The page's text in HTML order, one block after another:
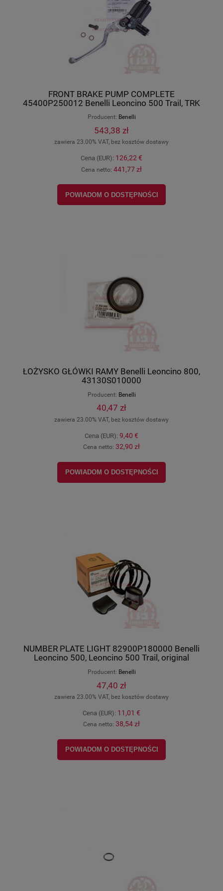
FRONT BRAKE PUMP COMPLETE
45400P250012 Benelli Leoncino 500 Trail, TRK
Producent: Benelli
543,38 zł
zawiera 23.00% VAT, bez kosztów dostawy
Cena (EUR): 126,22 €
Cena netto: 441,77 zł
POWIADOM O DOSTĘPNOŚCI
ŁOŻYSKO GŁÓWKI RAMY Benelli Leoncino 800,
43130S010000
Producent: Benelli
40,47 zł
zawiera 23.00% VAT, bez kosztów dostawy
Cena (EUR): 9,40 €
Cena netto: 32,90 zł
POWIADOM O DOSTĘPNOŚCI
NUMBER PLATE LIGHT 82900P180000 Benelli
Leoncino 500, Leoncino 500 Trail, original
Producent: Benelli
47,40 zł
zawiera 23.00% VAT, bez kosztów dostawy
Cena (EUR): 11,01 €
Cena netto: 38,54 zł
POWIADOM O DOSTĘPNOŚCI